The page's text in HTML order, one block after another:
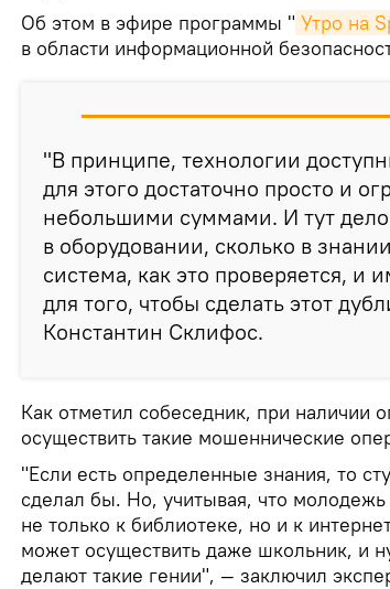
Об этом в эфире программы " Утро на
в области информационной
"В принципе, технологии
для этого достаточно просто и
небольшими суммами. И тут дело
в оборудовании, сколько в
система, как это проверяется, и
для того, чтобы сделать этот
Константин Склифос.
Как отметил собеседник, при наличии
осуществить такие мошеннические
"Если есть определенные знания, то
сделал бы. Но, учитывая, что
не только к библиотеке, но и к
может осуществить даже школьник, и
делают такие гении", — заключил